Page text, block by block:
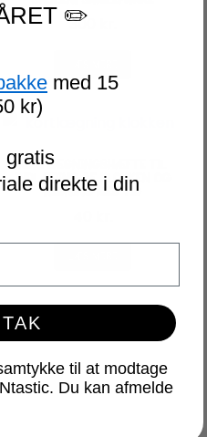
300
KORTLÆGNINGSHÆFTE TIL
INDLÆRING AF KLOKKEN OG
REGNING MED TID
✏️
med 15
kr)
gratis
direkte i din
til at modtage
Du kan afmelde